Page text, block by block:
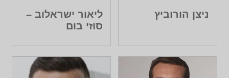
ניצן הורוביץ
ליאור ישראלוב –
סוזי בום